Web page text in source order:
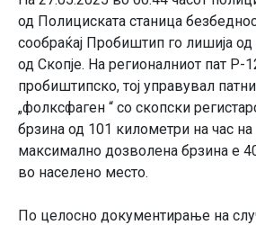
од Полициската станица
сообраќај Пробиштип го лишија
од Скопје. На регионалниот пат
пробиштипско, тој управувал
„фолксфаген “ со скопски
брзина од 101 километри на час
максимално дозволена брзина е
во населено место.
По целосно документирање на